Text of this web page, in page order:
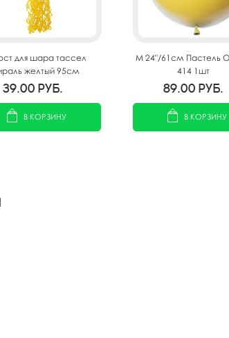
для шара тассел
желтый 95см
39.00 руб.
В КОРЗИНУ
M 24"/61см Пастель
414 1шт
89.00 руб.
В КОРЗИНУ